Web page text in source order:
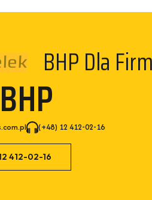
BHP Dla Firm?
(+48) 12 412-02-16
412-02-16